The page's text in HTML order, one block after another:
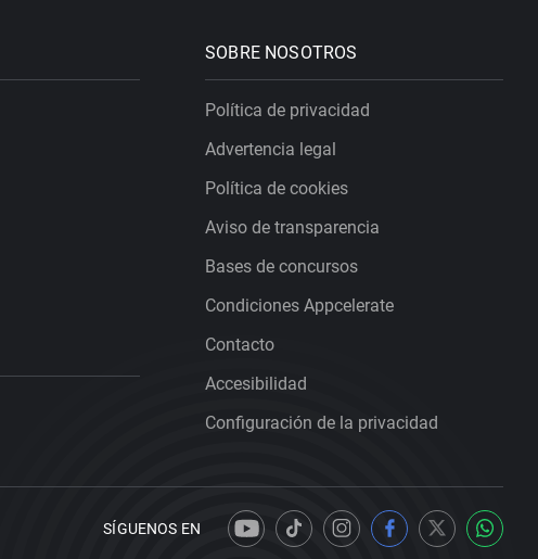
SOBRE NOSOTROS
Política de privacidad
Advertencia legal
Política de cookies
Aviso de transparencia
Bases de concursos
Condiciones Appcelerate
Contacto
Accesibilidad
Configuración de la privacidad
SÍGUENOS EN